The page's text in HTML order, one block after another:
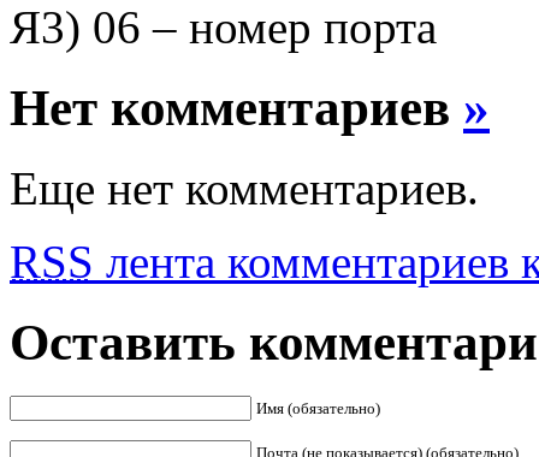
Я3) 06 – номер порта
Нет комментариев »
Еще нет комментариев.
RSS лента комментариев
Оставить
Имя (обязательно)
Почта (не показывается) (обязательно)